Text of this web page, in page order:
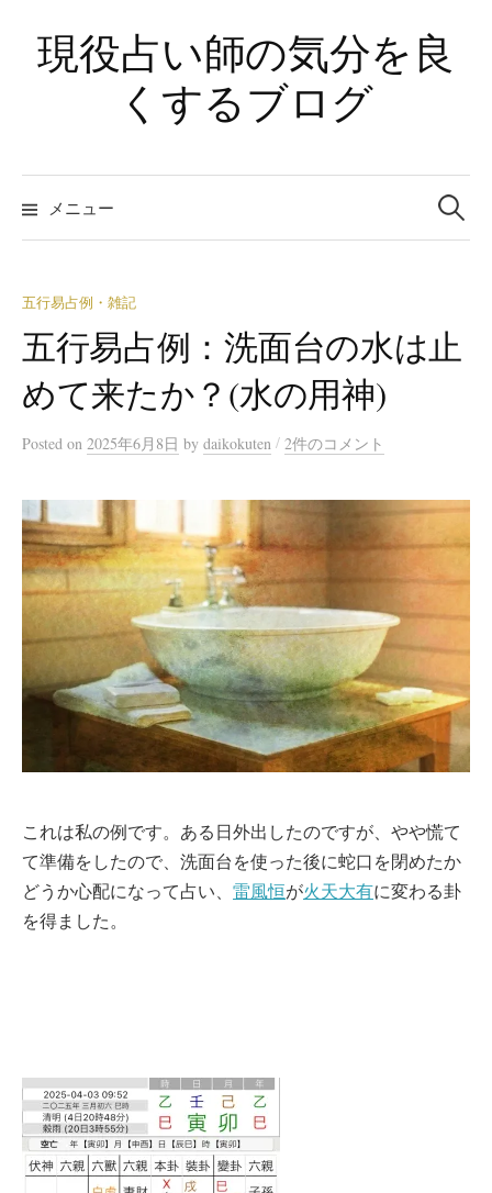
ン
テ
キ
現役占い師の気分を良
くするブログ
メニュー
検
索:
五行易占例・雑記
五行易占例：洗面台の水は止
めて来たか？(水の用神)
Posted on 2025年6月8日 by daikokuten / 2件のコメント
これは私の例です。ある日外出したのですが、やや慌て
て準備をしたので、洗面台を使った後に蛇口を閉めたか
どうか心配になって占い、 雷風恒が火天大有に変わる卦
を得ました。